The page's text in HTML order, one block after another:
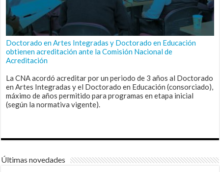
Doctorado en Artes Integradas y Doctorado en Educación
obtienen acreditación ante la Comisión Nacional de
Acreditación
La CNA acordó acreditar por un periodo de 3 años al Doctorado
en Artes Integradas y el Doctorado en Educación (consorciado),
máximo de años permitido para programas en etapa inicial
(según la normativa vigente).
Últimas novedades